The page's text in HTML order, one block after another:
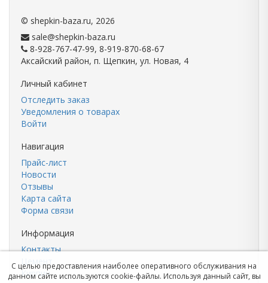
© shepkin-baza.ru, 2026
sale@shepkin-baza.ru
8-928-767-47-99, 8-919-870-68-67
Аксайский район, п. Щепкин, ул. Новая, 4
Личный кабинет
Отследить заказ
Уведомления о товарах
Войти
Навигация
Прайс-лист
Новости
Отзывы
Карта сайта
Форма связи
Информация
Контакты
Кирпич
С целью предоставления наиболее оперативного обслуживания на
данном сайте используются cookie-файлы. Используя данный сайт, вы